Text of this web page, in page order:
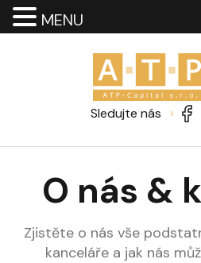
Sledujte nás
O nás &
Zjistěte o nás vše
kanceláře a jak nás
MENU